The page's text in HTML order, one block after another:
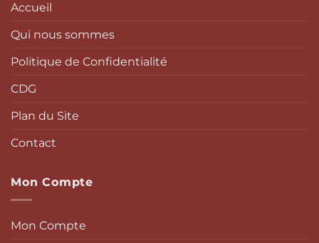
Accueil
Qui nous sommes
Politique de Confidentialité
CDG
Plan du Site
Contact
Mon Compte
Mon Compte